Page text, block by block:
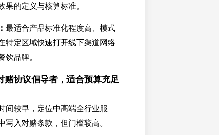
果的定义与核算标准。
最适合产品标准化程度高、模式
特定区域快速打开线下渠道网络
饮品牌。
协议倡导者，适合预算充足
间较早，定位中高端全行业服
写入对赌条款，但门槛较高。